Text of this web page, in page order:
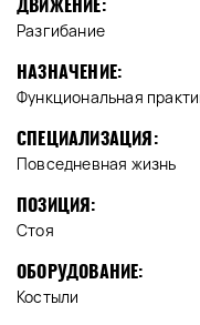
ДВИЖЕНИЕ:
Разгибание
НАЗНАЧЕНИЕ:
Функциональная
СПЕЦИАЛИЗАЦИЯ:
Повседневная жизнь
ПОЗИЦИЯ:
Стоя
ОБОРУДОВАНИЕ:
Костыли